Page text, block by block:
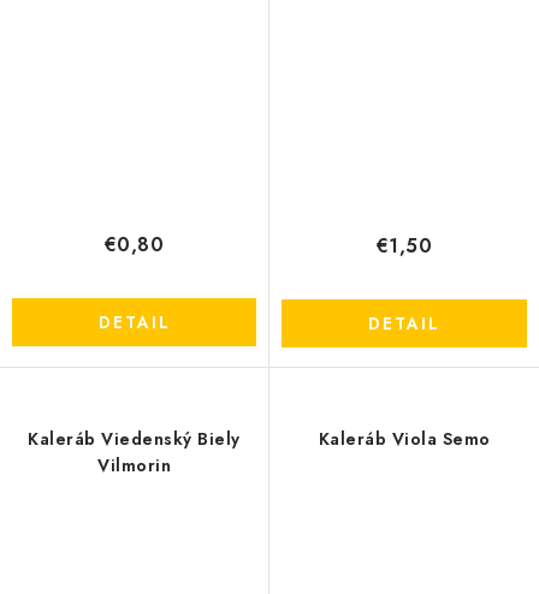
€0,80
DETAIL
€1,50
DETAIL
Kaleráb Viedenský Biely
Vilmorin
Kaleráb Viola Semo